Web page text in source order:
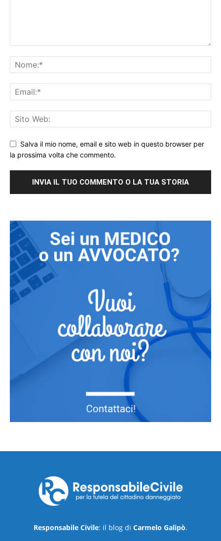
Salva il mio nome, email e sito web in questo browser per
la prossima volta che commento.
Responsabile Civile: il blog di Carmelo Galipò.